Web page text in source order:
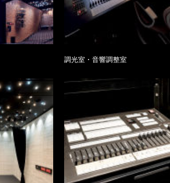
調光室・音響調整室